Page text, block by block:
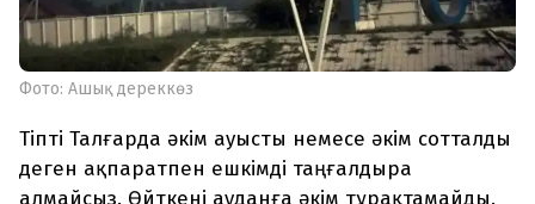
Фото: Ашық дереккөз
Тіпті Талғарда әкім ауысты немесе әкім сотталды
деген ақпаратпен ешкімді таңғалдыра
алмайсыз. Өйткені ауданға әкім тұрақтамайды.